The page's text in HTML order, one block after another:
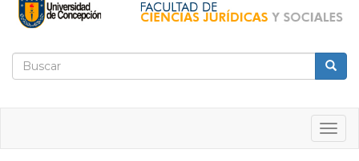
Formulario